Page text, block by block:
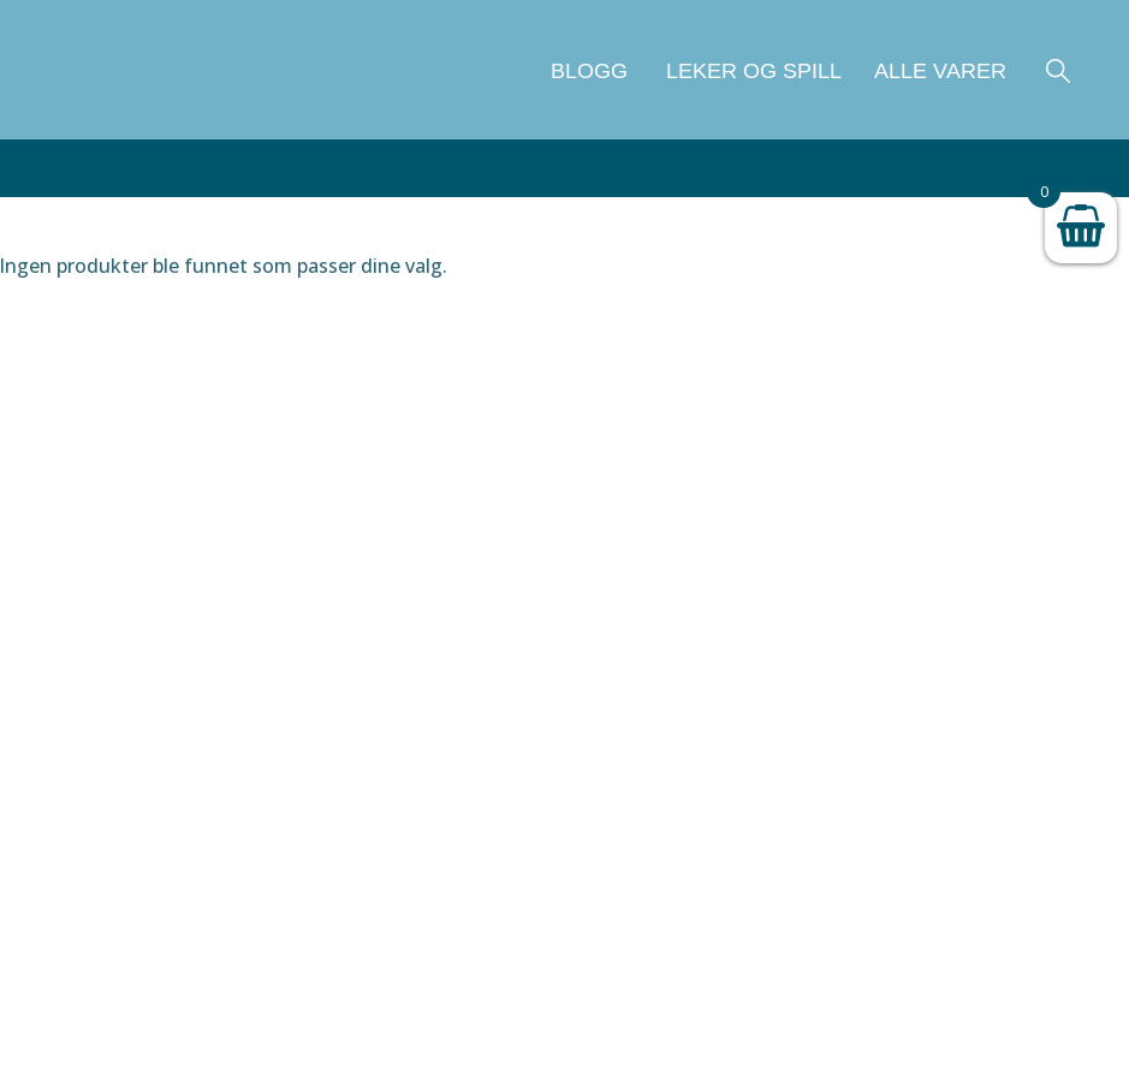
BLOGG LEKER OG SPILL ALLE VARER
Ingen produkter ble funnet som passer dine valg.
0